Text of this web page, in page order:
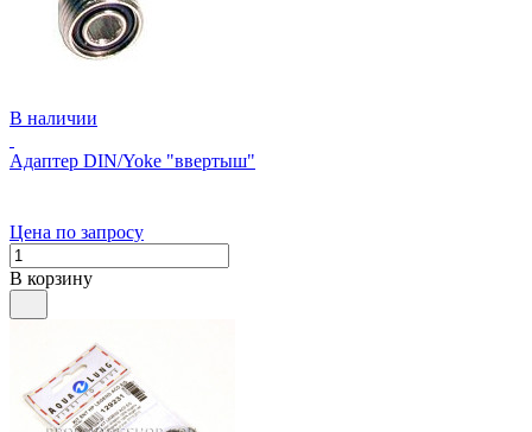
В наличии
Адаптер DIN/Yoke "ввертыш"
Цена по запросу
В корзину